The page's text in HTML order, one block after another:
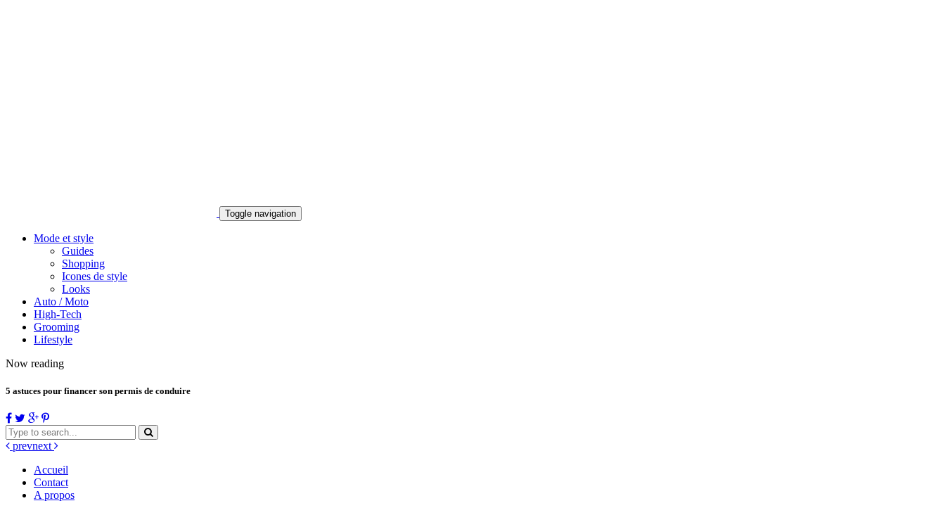
Toggle navigation
Mode et style
Guides
Shopping
Icones de style
Looks
Auto / Moto
High-Tech
Grooming
Lifestyle
Now reading
5 astuces pour financer son permis de conduire
prevnext
Accueil
Contact
A propos